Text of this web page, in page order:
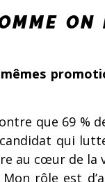
ON
que 69 %
qui
au cœur de la
rôle est